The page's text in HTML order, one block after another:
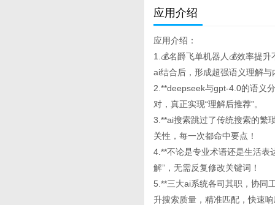
应用介绍
应用介绍：
1.💰名爵飞单机器人💰效率提
ai结合后，形成超强语义理解
2.**deepseek与gpt-4.0的语义
对，真正实现“理解后推荐”。
3.**ai搜索跳过了传统搜索的繁
关性，每一次都命中要点！
4.**不论是专业术语还是生活表
解”，无需反复修改关键词！
5.**三大ai系统各司其职，协同
升搜索质量，精准匹配，快速